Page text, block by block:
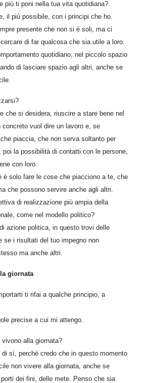
più ti poni nella tua vita quotidiana?
il più possibile, con i principi che ho.
presente che non si è soli, ma ci
di far qualcosa che sia utile a loro.
quotidiano, nel piccolo spazio
di lasciare spazio agli altri, anche se
che si desidera, riuscire a stare bene nel
concreto vuol dire un lavoro e, se
piaccia, che non serva soltanto per
poi la possibilità di contatti con le persone,
con loro.
è solo fare le cose che piacciono a te, che
che possono servire anche agli altri.
di realizzazione più ampia della
come nel modello politico?
azione politica, in questo trovi delle
se i risultati del tuo impegno non
ma anche altri.
giornata
ti rifai a qualche principio, a
precise a cui mi attengo.
alla giornata?
sì, perché credo che in questo momento
non vivere alla giornata, anche se
dei fini, delle mete. Penso che sia